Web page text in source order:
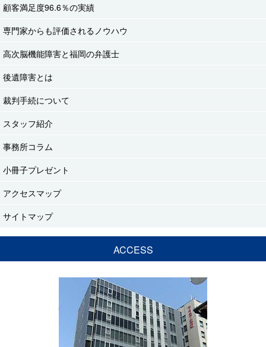
顧客満足度96.6％の実績
専門家からも評価されるノウハウ
高次脳機能障害と福岡の弁護士
後遺障害とは
裁判手続について
スタッフ紹介
事務所コラム
小冊子プレゼント
アクセスマップ
サイトマップ
ACCESS